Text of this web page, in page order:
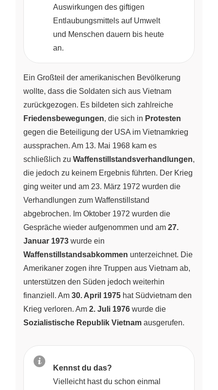
Auswirkungen des giftigen
Entlaubungsmittels auf Umwelt
und Menschen dauern bis heute
an.
Ein Großteil der amerikanischen Bevölkerung
wollte, dass die Soldaten sich aus Vietnam
zurückgezogen. Es bildeten sich zahlreiche
Friedensbewegungen, die sich in Protesten
gegen die Beteiligung der USA im Vietnamkrieg
aussprachen. Am 13. Mai 1968 kam es
schließlich zu Waffenstillstandsverhandlungen,
die jedoch zu keinem Ergebnis führten. Der Krieg
ging weiter und am 23. März 1972 wurden die
Verhandlungen zum Waffenstillstand
abgebrochen. Im Oktober 1972 wurden die
Gespräche wieder aufgenommen und am 27.
Januar 1973 wurde ein
Waffenstillstandsabkommen unterzeichnet. Die
Amerikaner zogen ihre Truppen aus Vietnam ab,
unterstützen den Süden jedoch weiterhin
finanziell. Am 30. April 1975 hat Südvietnam den
Krieg verloren. Am 2. Juli 1976 wurde die
Sozialistische Republik Vietnam ausgerufen.
Kennst du das?
Vielleicht hast du schon einmal